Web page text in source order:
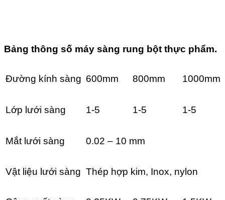
Bảng thông số máy sàng rung bột thực phẩm.
Đường kính sàng 600mm 800mm 1000mm
Lớp lưới sàng 1-5 1-5 1-5
Mắt lưới sàng 0.02 – 10 mm
Vật liệu lưới sàng Thép hợp kim, Inox, nylon